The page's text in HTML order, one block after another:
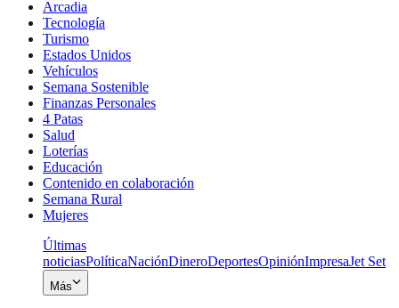
Arcadia
Tecnología
Turismo
Estados Unidos
Vehículos
Semana Sostenible
Finanzas Personales
4 Patas
Salud
Loterías
Educación
Contenido en colaboración
Semana Rural
Mujeres
Últimas
noticiasPolíticaNaciónDineroDeportesOpiniónImpresaJet Set
Más